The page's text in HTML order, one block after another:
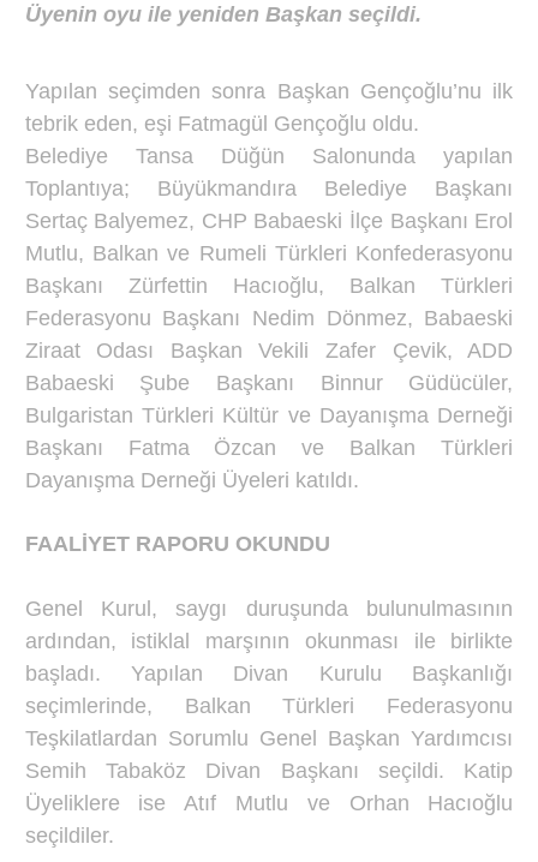
Üyenin oyu ile yeniden Başkan seçildi.
Yapılan seçimden sonra Başkan Gençoğlu’nu ilk
tebrik eden, eşi Fatmagül Gençoğlu oldu.
Belediye Tansa Düğün Salonunda yapılan
Toplantıya; Büyükmandıra Belediye Başkanı
Sertaç Balyemez, CHP Babaeski İlçe Başkanı Erol
Mutlu, Balkan ve Rumeli Türkleri Konfederasyonu
Başkanı Zürfettin Hacıoğlu, Balkan Türkleri
Federasyonu Başkanı Nedim Dönmez, Babaeski
Ziraat Odası Başkan Vekili Zafer Çevik, ADD
Babaeski Şube Başkanı Binnur Güdücüler,
Bulgaristan Türkleri Kültür ve Dayanışma Derneği
Başkanı Fatma Özcan ve Balkan Türkleri
Dayanışma Derneği Üyeleri katıldı.
FAALİYET RAPORU OKUNDU
Genel Kurul, saygı duruşunda bulunulmasının
ardından, istiklal marşının okunması ile birlikte
başladı. Yapılan Divan Kurulu Başkanlığı
seçimlerinde, Balkan Türkleri Federasyonu
Teşkilatlardan Sorumlu Genel Başkan Yardımcısı
Semih Tabaköz Divan Başkanı seçildi. Katip
Üyeliklere ise Atıf Mutlu ve Orhan Hacıoğlu
seçildiler.